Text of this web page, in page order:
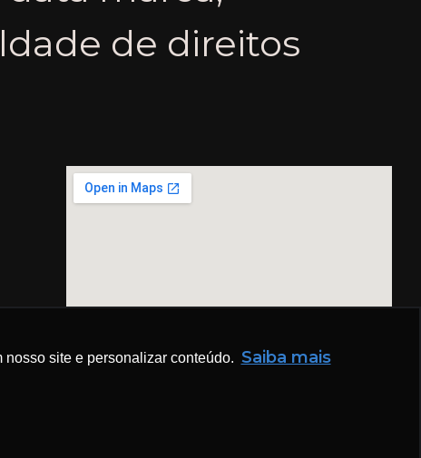
site e personalizar conteúdo. Saiba mais
de direitos
0001-38 | OAB 3037/2016